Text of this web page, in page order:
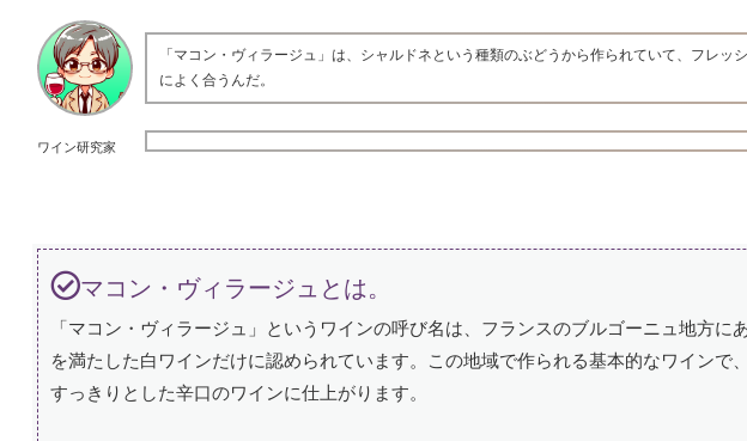
ワイン研究家
「マコン・ヴィラージュ」は、シャルドネという種類のぶどうから作られていて、フレ
によく合うんだ。
マコン・ヴィラージュとは。
「マコン・ヴィラージュ」というワインの呼び名は、フランスのブルゴーニュ地方
を満たした白ワインだけに認められています。この地域で作られる基本的なワイン
すっきりとした辛口のワインに仕上がります。